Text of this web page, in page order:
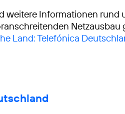
weitere Informationen rund
Netzausbau
Land: Telefónica